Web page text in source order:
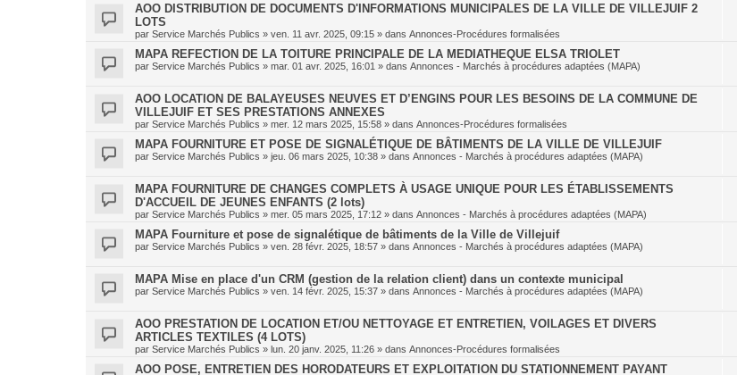
AOO DISTRIBUTION DE DOCUMENTS D'INFORMATIONS MUNICIPALES DE LA VILLE DE VILLEJUIF 2
LOTS
par Service Marchés Publics » ven. 11 avr. 2025, 09:15 » dans Annonces-Procédures formalisées
MAPA REFECTION DE LA TOITURE PRINCIPALE DE LA MEDIATHEQUE ELSA TRIOLET
par Service Marchés Publics » mar. 01 avr. 2025, 16:01 » dans Annonces - Marchés à procédures adaptées (MAPA)
AOO LOCATION DE BALAYEUSES NEUVES ET D’ENGINS POUR LES BESOINS DE LA COMMUNE DE
VILLEJUIF ET SES PRESTATIONS ANNEXES
par Service Marchés Publics » mer. 12 mars 2025, 15:58 » dans Annonces-Procédures formalisées
MAPA FOURNITURE ET POSE DE SIGNALÉTIQUE DE BÂTIMENTS DE LA VILLE DE VILLEJUIF
par Service Marchés Publics » jeu. 06 mars 2025, 10:38 » dans Annonces - Marchés à procédures adaptées (MAPA)
MAPA FOURNITURE DE CHANGES COMPLETS À USAGE UNIQUE POUR LES ÉTABLISSEMENTS
D'ACCUEIL DE JEUNES ENFANTS (2 lots)
par Service Marchés Publics » mer. 05 mars 2025, 17:12 » dans Annonces - Marchés à procédures adaptées (MAPA)
MAPA Fourniture et pose de signalétique de bâtiments de la Ville de Villejuif
par Service Marchés Publics » ven. 28 févr. 2025, 18:57 » dans Annonces - Marchés à procédures adaptées (MAPA)
MAPA Mise en place d'un CRM (gestion de la relation client) dans un contexte municipal
par Service Marchés Publics » ven. 14 févr. 2025, 15:37 » dans Annonces - Marchés à procédures adaptées (MAPA)
AOO PRESTATION DE LOCATION ET/OU NETTOYAGE ET ENTRETIEN, VOILAGES ET DIVERS
ARTICLES TEXTILES (4 LOTS)
par Service Marchés Publics » lun. 20 janv. 2025, 11:26 » dans Annonces-Procédures formalisées
AOO POSE, ENTRETIEN DES HORODATEURS ET EXPLOITATION DU STATIONNEMENT PAYANT